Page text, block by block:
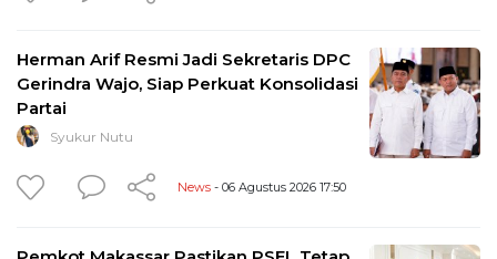
Herman Arif Resmi Jadi Sekretaris DPC
Gerindra Wajo, Siap Perkuat Konsolidasi
Partai
Syukur Nutu
News - 06 Agustus 2026 17:50